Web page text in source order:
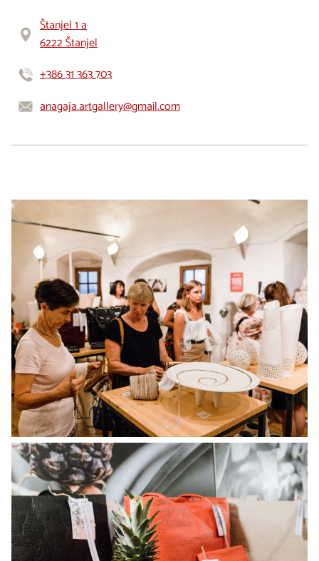
Štanjel 1 a
6222 Štanjel
+386 31 363 703
anagaja.artgallery@gmail.com